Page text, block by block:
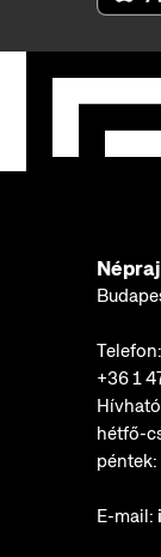
Telefon:
+36 1
hétfő-
E-mail: